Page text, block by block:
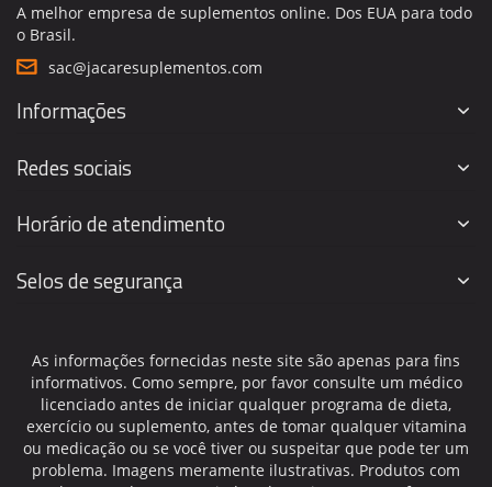
A melhor empresa de suplementos online. Dos EUA para todo
o Brasil.
sac@jacaresuplementos.com
Informações
Redes sociais
Horário de atendimento
Selos de segurança
As informações fornecidas neste site são apenas para fins
informativos. Como sempre, por favor consulte um médico
licenciado antes de iniciar qualquer programa de dieta,
exercício ou suplemento, antes de tomar qualquer vitamina
ou medicação ou se você tiver ou suspeitar que pode ter um
problema. Imagens meramente ilustrativas. Produtos com